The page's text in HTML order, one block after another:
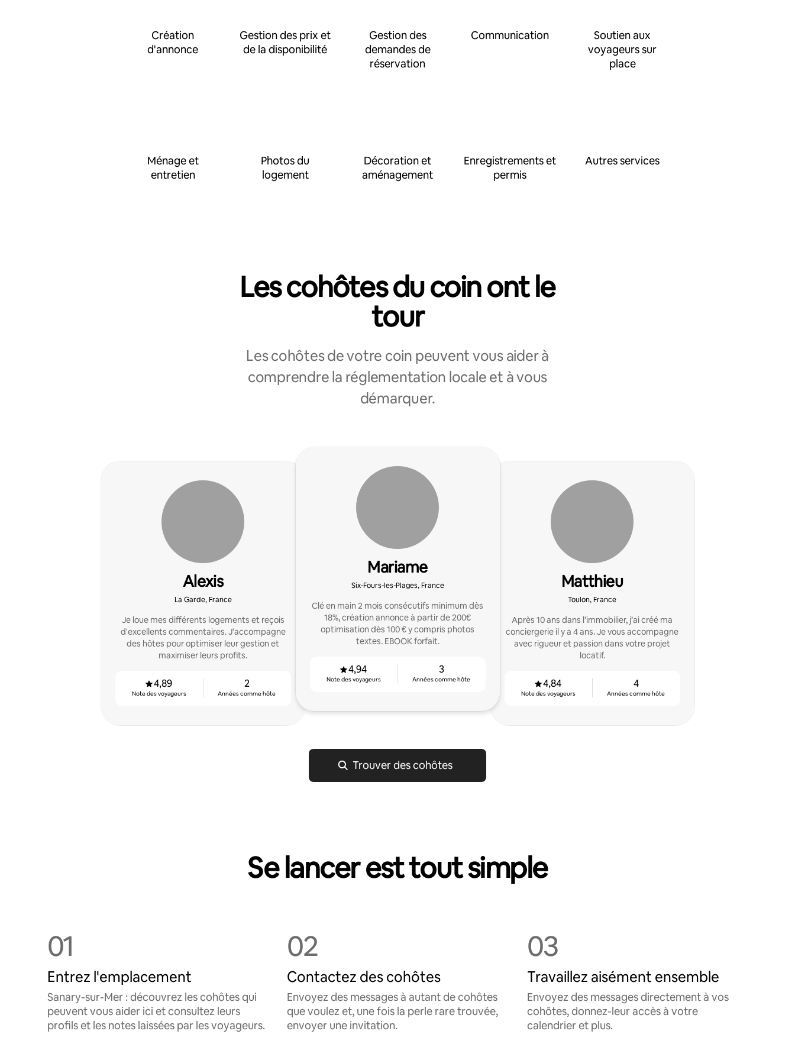
Création
d'annonce
Gestion des prix et
de la disponibilité
Gestion des
demandes de
réservation
Communication
Soutien aux
voyageurs sur
place
Ménage et
entretien
Photos du
logement
Décoration et
aménagement
Enregistrements et
permis
Autres services
Les cohôtes du coin ont le
tour
Les cohôtes de votre coin peuvent vous aider à
comprendre la réglementation locale et à vous
démarquer.
Alexis
La Garde, France
Je loue mes différents logements et reçois
d'excellents commentaires. J'accompagne
des hôtes pour optimiser leur gestion et
maximiser leurs profits.
4,89
Note des voyageurs
2
Années comme hôte
Mariame
Six-Fours-les-Plages, France
Clé en main 2 mois consécutifs minimum dès
18%, création annonce à partir de 200€
optimisation dès 100 € y compris photos
textes. EBOOK forfait.
4,94
Note des voyageurs
3
Années comme hôte
Matthieu
Toulon, France
Après 10 ans dans l’immobilier, j’ai créé ma
conciergerie il y a 4 ans. Je vous accompagne
avec rigueur et passion dans votre projet
locatif.
4,84
Note des voyageurs
4
Années comme hôte
Trouver des cohôtes
Se lancer est tout simple
01
Entrez l'emplacement
Sanary-sur-Mer : découvrez les cohôtes qui
peuvent vous aider ici et consultez leurs
profils et les notes laissées par les voyageurs.
02
Contactez des cohôtes
Envoyez des messages à autant de cohôtes
que voulez et, une fois la perle rare trouvée,
envoyer une invitation.
03
Travaillez aisément ensemble
Envoyez des messages directement à vos
cohôtes, donnez-leur accès à votre
calendrier et plus.